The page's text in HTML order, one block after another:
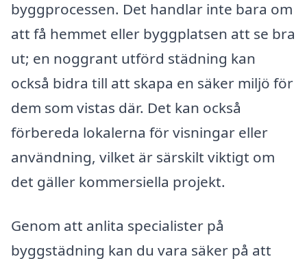
byggprocessen. Det handlar inte bara om
att få hemmet eller byggplatsen att se bra
ut; en noggrant utförd städning kan
också bidra till att skapa en säker miljö för
dem som vistas där. Det kan också
förbereda lokalerna för visningar eller
användning, vilket är särskilt viktigt om
det gäller kommersiella projekt.
Genom att anlita specialister på
byggstädning kan du vara säker på att